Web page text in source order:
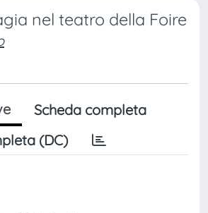
nel teatro della Foire
Scheda completa
(DC)